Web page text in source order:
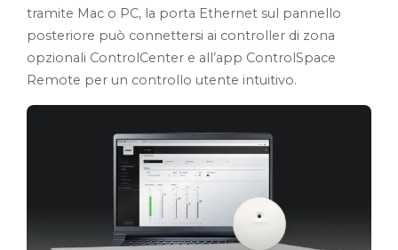
tramite Mac o PC, la porta Ethernet sul pannello
posteriore può connettersi ai controller di zona
opzionali ControlCenter e all’app ControlSpace
Remote per un controllo utente intuitivo.